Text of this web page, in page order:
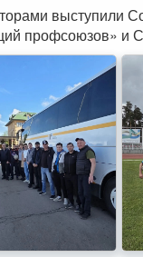
выступили
профсоюзов» и